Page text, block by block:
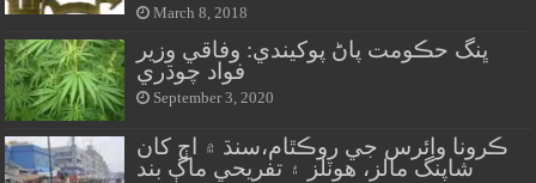
March 8, 2018
ڀنگ حڪومت پاڻ پوکيندي: وفاقي وزير
فواد چوڌري
September 3, 2020
ڪرونا وائرس جي روڪٿام،سنڌ ۾ اڄ کان
شاپنگ مالز، هوٽلز ۽ تفريحي ماڳ بند